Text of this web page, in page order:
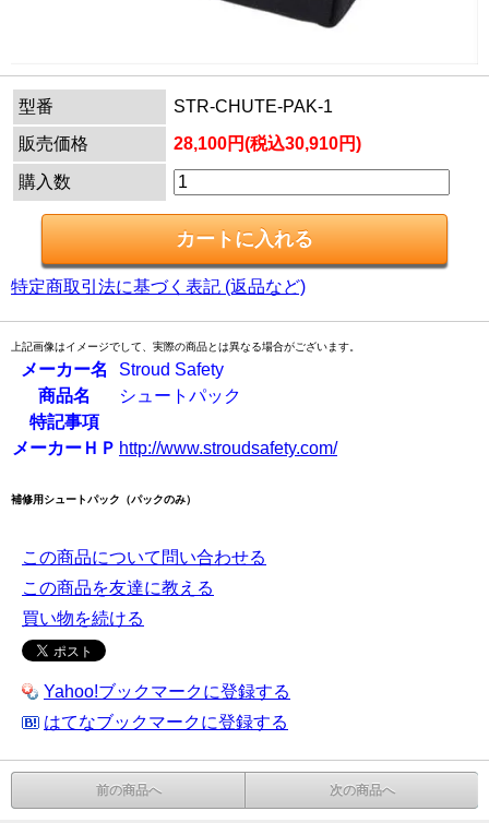
型番
STR-CHUTE-PAK-1
販売価格
28,100円(税込30,910円)
購入数
特定商取引法に基づく表記 (返品など)
上記画像はイメージでして、実際の商品とは異なる場合がございます。
メーカー名
Stroud Safety
商品名
シュートパック
特記事項
メーカーＨＰ http://www.stroudsafety.com/
補修用シュートパック（パックのみ）
この商品について問い合わせる
この商品を友達に教える
買い物を続ける
Yahoo!ブックマークに登録する
はてなブックマークに登録する
前の商品へ 次の商品へ